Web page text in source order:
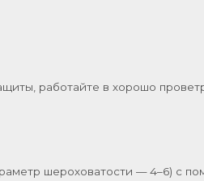
работайте в хорошо
шероховатости — 4–6) с